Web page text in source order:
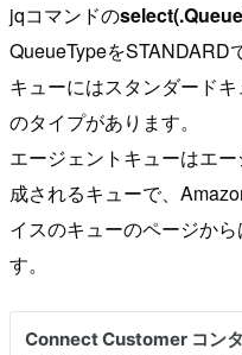
jqコマンドの
QueueTypeをSTANDARD
キューにはスタンダード
のタイプがあります。
エージェントキューはエ
成されるキューで、
イスのキューのページか
す。